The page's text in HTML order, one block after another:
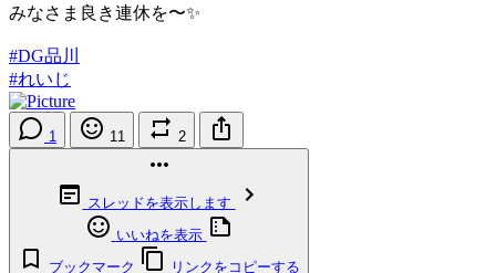
みなさま良き連休を〜✨
#DG品川
#れいじ
1 11 2
スレッドを表示します
いいねを表示
ブックマーク
リンクをコピーする